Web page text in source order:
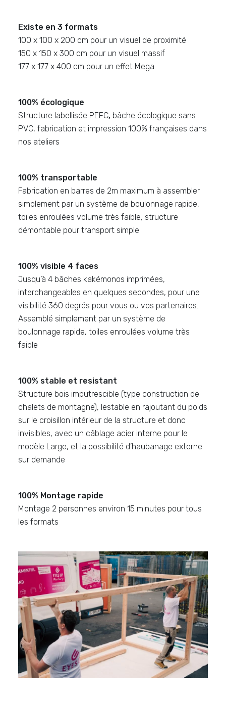
Existe en 3 formats
100 x 100 x 200 cm pour un visuel de proximité
150 x 150 x 300 cm pour un visuel massif
177 x 177 x 400 cm pour un effet Mega
100% écologique
Structure labellisée PEFC, bâche écologique sans
PVC, fabrication et impression 100% françaises dans
nos ateliers
100% transportable
Fabrication en barres de 2m maximum à assembler
simplement par un système de boulonnage rapide,
toiles enroulées volume très faible, structure
démontable pour transport simple
100% visible 4 faces
Jusqu’à 4 bâches kakémonos imprimées,
interchangeables en quelques secondes, pour une
visibilité 360 degrés pour vous ou vos partenaires.
Assemblé simplement par un système de
boulonnage rapide, toiles enroulées volume très
faible
100% stable et resistant
Structure bois imputrescible (type construction de
chalets de montagne), lestable en rajoutant du poids
sur le croisillon intérieur de la structure et donc
invisibles, avec un câblage acier interne pour le
modèle Large, et la possibilité d’haubanage externe
sur demande
100% Montage rapide
Montage 2 personnes environ 15 minutes pour tous
les formats